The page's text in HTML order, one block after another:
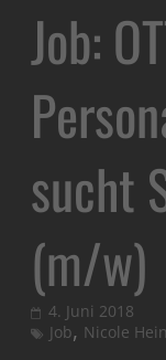
Job:
sucht
(m/w)
4. Juni 2018
Job, Nicole